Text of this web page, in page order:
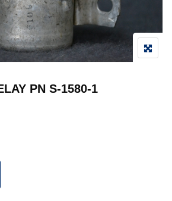
PN S-1580-1
S-1580-1 quantidade